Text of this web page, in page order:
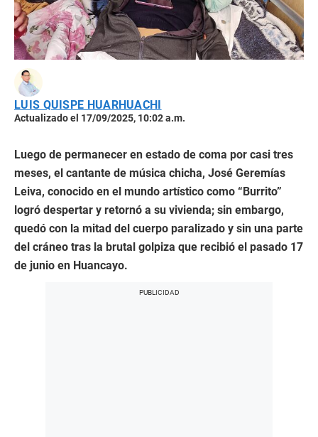
LUIS QUISPE HUARHUACHI
Actualizado el 17/09/2025, 10:02 a.m.
Luego de permanecer en estado de coma por casi tres
meses, el cantante de música chicha, José Geremías
Leiva, conocido en el mundo artístico como “Burrito”
logró despertar y retornó a su vivienda; sin embargo,
quedó con la mitad del cuerpo paralizado y sin una parte
del cráneo tras la brutal golpiza que recibió el pasado 17
de junio en Huancayo.